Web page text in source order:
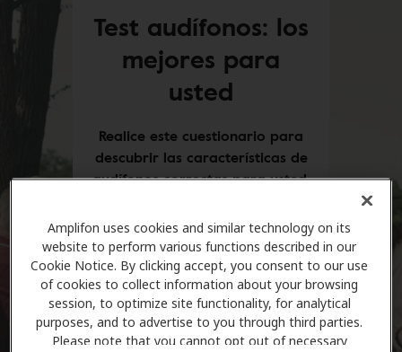
Amplifon uses cookies and similar technology on its
website to perform various functions described in our
Cookie Notice. By clicking accept, you consent to our use
of cookies to collect information about your browsing
session, to optimize site functionality, for analytical
purposes, and to advertise to you through third parties.
Please note that you cannot opt out of necessary
Test audífonos: los
mejores para
usted
Realice este cuestionario para
descubrir las características de
audífonos correctas para usted.
Comience el cuestionario